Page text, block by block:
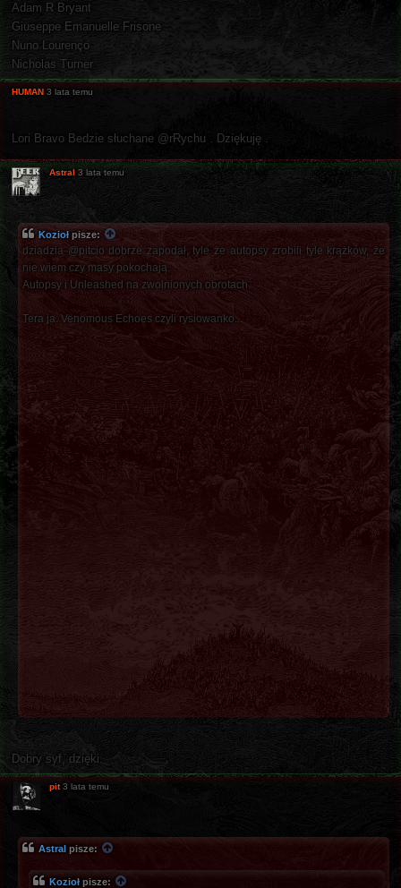
Adam R Bryant
Giuseppe Emanuelle Frisone
Nuno Lourenço
Nicholas Turner
HUMAN 3 lata temu
Lori Bravo Bedzie słuchane @rRychu . Dziękuję .
Astral 3 lata temu
Koziołpisze:
dziadzia @pitcio dobrze zapodał, tyle że autopsy zrobili tyle krążków, że
nie wiem czy masy pokochają.
Autopsy i Unleashed na zwolnionych obrotach.
Tera ja. Venomous Echoes czyli rysiowanko...
Dobry syf, dzięki.
pit 3 lata temu
Astral pisze:
Kozioł pisze: